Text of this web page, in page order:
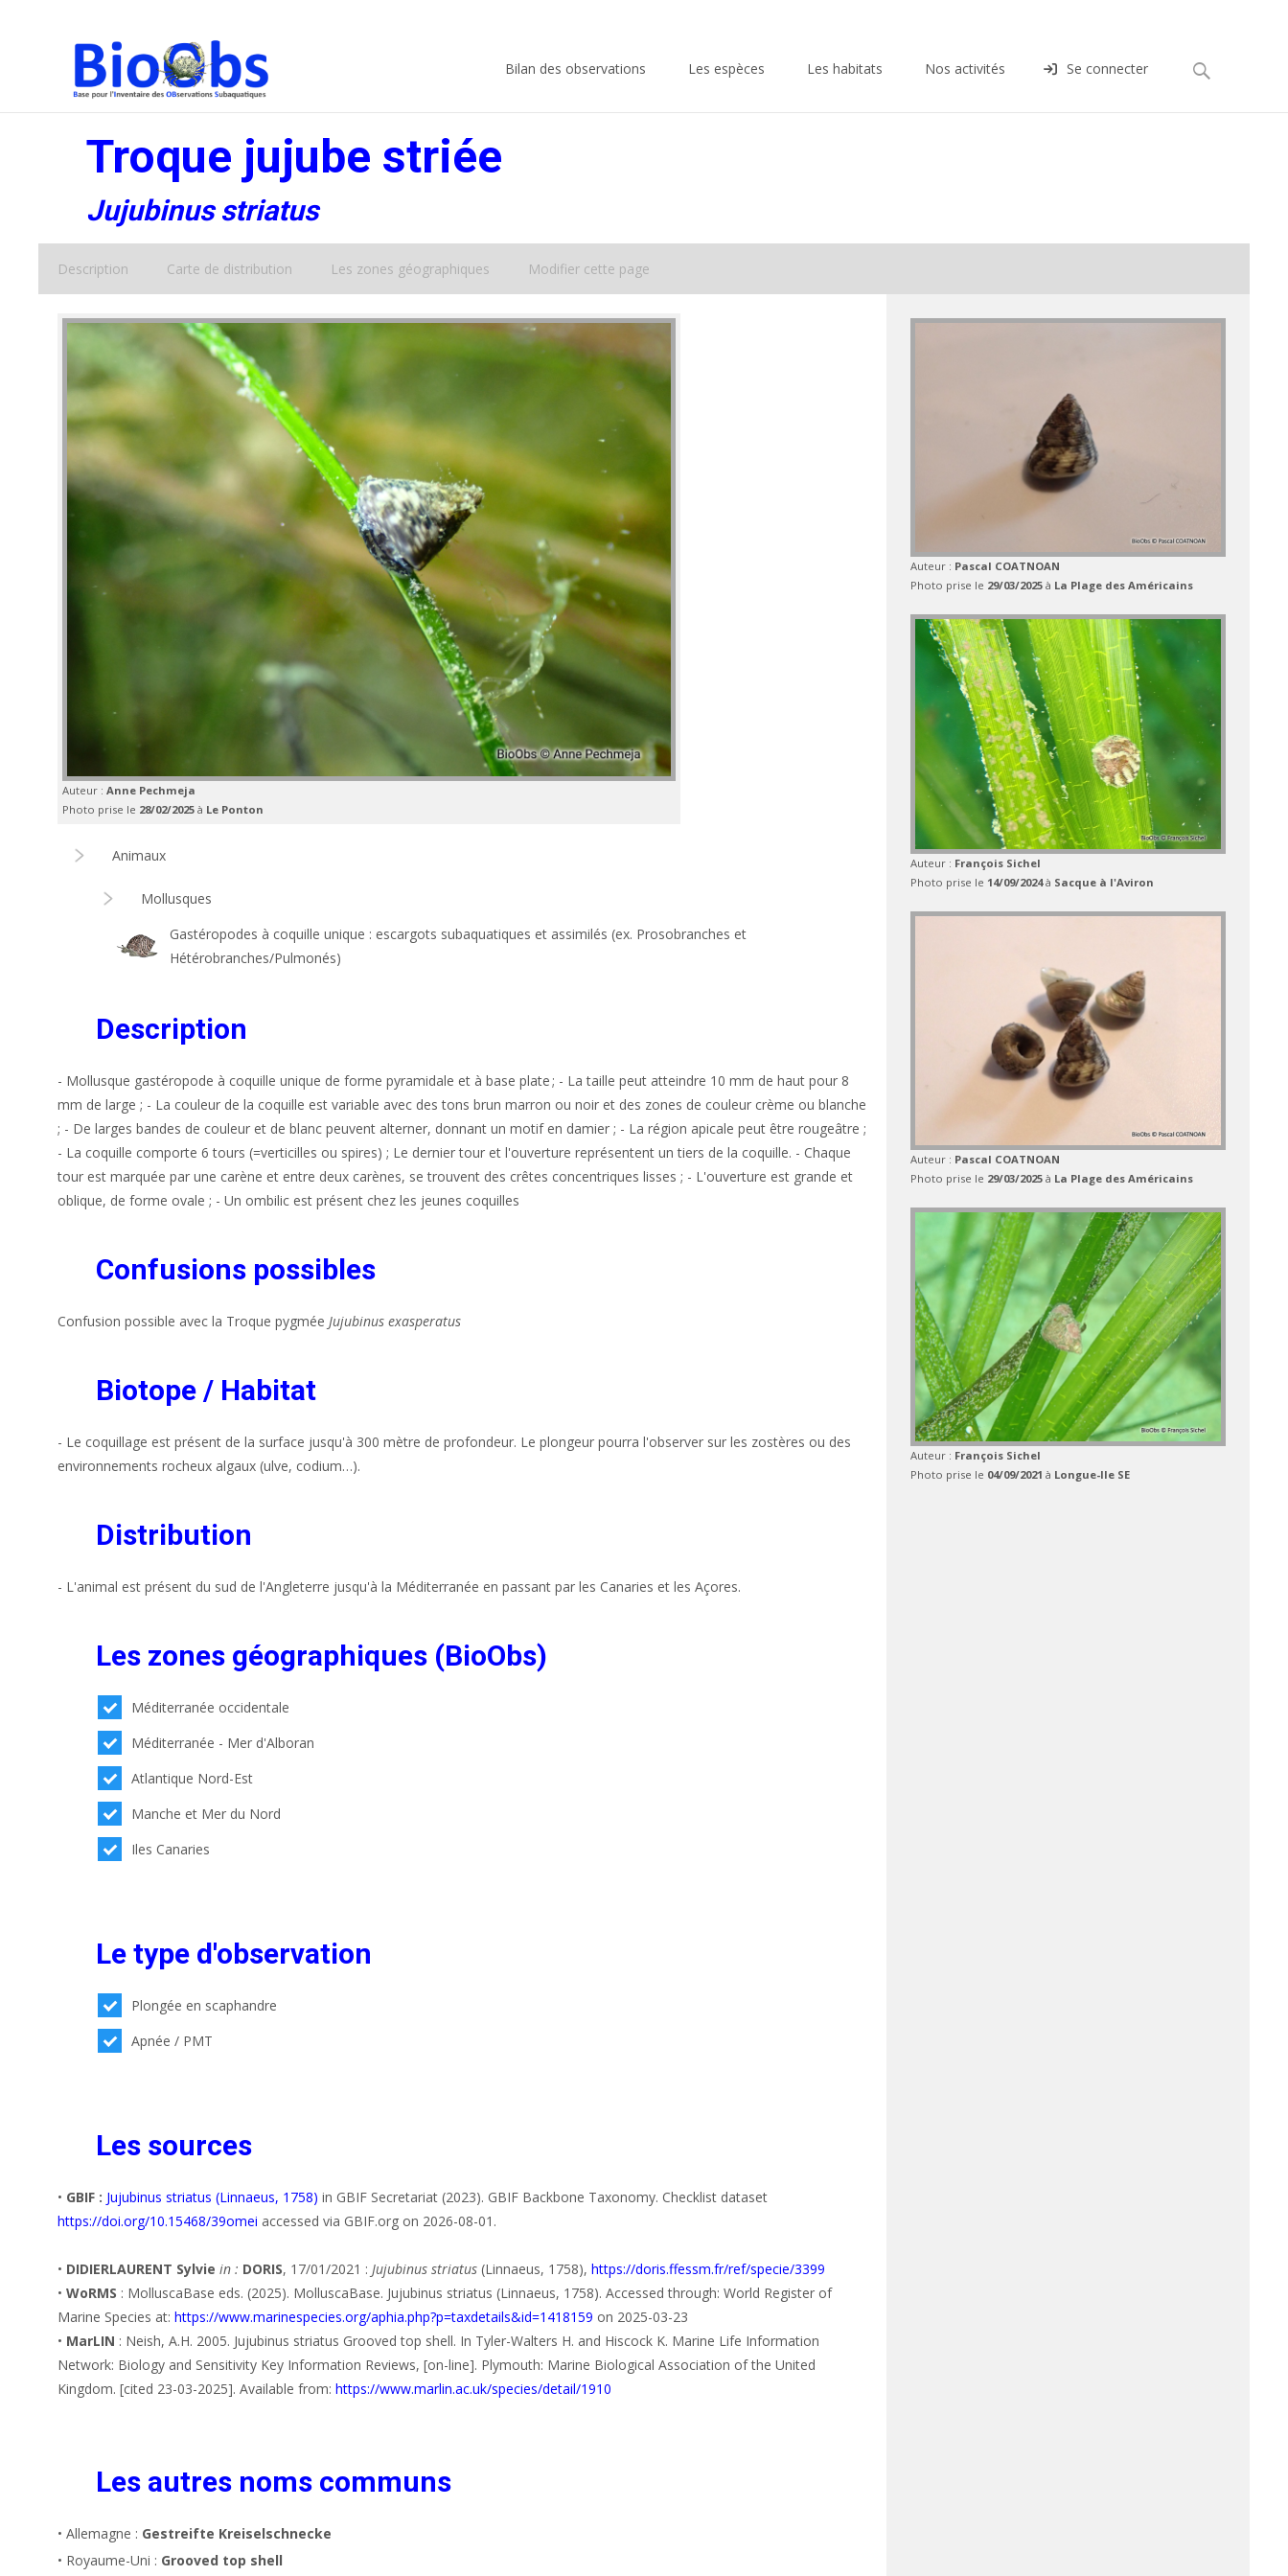
Bilan des observations Les espèces Les habitats Nos activités Se connecter Rechercher :
Troque jujube striée
Jujubinus striatus
Description Carte de distribution Les zones géographiques Modifier cette page
Auteur : Anne Pechmeja
Photo prise le 28/02/2025 à Le Ponton
Animaux
Mollusques
Gastéropodes à coquille unique : escargots subaquatiques et assimilés (ex. Prosobranches et
Hétérobranches/Pulmonés)
Description
- Mollusque gastéropode à coquille unique de forme pyramidale et à base plate ; - La taille peut atteindre 10 mm de haut pour 8
mm de large ; - La couleur de la coquille est variable avec des tons brun marron ou noir et des zones de couleur crème ou blanche
; - De larges bandes de couleur et de blanc peuvent alterner, donnant un motif en damier ; - La région apicale peut être rougeâtre ;
- La coquille comporte 6 tours (=verticilles ou spires) ; Le dernier tour et l'ouverture représentent un tiers de la coquille. - Chaque
tour est marquée par une carène et entre deux carènes, se trouvent des crêtes concentriques lisses ; - L'ouverture est grande et
oblique, de forme ovale ; - Un ombilic est présent chez les jeunes coquilles
Confusions possibles
Confusion possible avec la Troque pygmée Jujubinus exasperatus
Biotope / Habitat
- Le coquillage est présent de la surface jusqu'à 300 mètre de profondeur. Le plongeur pourra l'observer sur les zostères ou des
environnements rocheux algaux (ulve, codium…).
Distribution
- L'animal est présent du sud de l'Angleterre jusqu'à la Méditerranée en passant par les Canaries et les Açores.
Les zones géographiques (BioObs)
Méditerranée occidentale
Méditerranée - Mer d'Alboran
Atlantique Nord-Est
Manche et Mer du Nord
Iles Canaries
Le type d'observation
Plongée en scaphandre
Apnée / PMT
Les sources
• GBIF : Jujubinus striatus (Linnaeus, 1758) in GBIF Secretariat (2023). GBIF Backbone Taxonomy. Checklist dataset
https://doi.org/10.15468/39omei accessed via GBIF.org on 2026-08-01.
• DIDIERLAURENT Sylvie in : DORIS, 17/01/2021 : Jujubinus striatus (Linnaeus, 1758), https://doris.ffessm.fr/ref/specie/3399
• WoRMS : MolluscaBase eds. (2025). MolluscaBase. Jujubinus striatus (Linnaeus, 1758). Accessed through: World Register of
Marine Species at: https://www.marinespecies.org/aphia.php?p=taxdetails&id=1418159 on 2025-03-23
• MarLIN : Neish, A.H. 2005. Jujubinus striatus Grooved top shell. In Tyler-Walters H. and Hiscock K. Marine Life Information
Network: Biology and Sensitivity Key Information Reviews, [on-line]. Plymouth: Marine Biological Association of the United
Kingdom. [cited 23-03-2025]. Available from: https://www.marlin.ac.uk/species/detail/1910
Les autres noms communs
• Allemagne : Gestreifte Kreiselschnecke
• Royaume-Uni : Grooved top shell
Auteur : Pascal COATNOAN
Photo prise le 29/03/2025à La Plage des Américains
Auteur : François Sichel
Photo prise le 14/09/2024à Sacque à l'Aviron
Auteur : Pascal COATNOAN
Photo prise le 29/03/2025à La Plage des Américains
Auteur : François Sichel
Photo prise le 04/09/2021 à Longue-Ile SE